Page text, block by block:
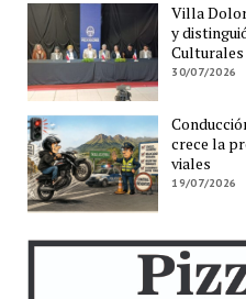
Villa
y
Culturales
30/07/2026
crece la
viales
19/07/2026